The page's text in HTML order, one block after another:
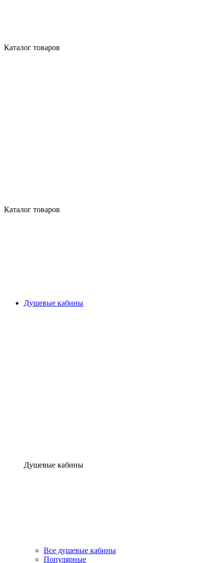
Каталог товаров
Каталог товаров
Душевые кабины
Душевые кабины
Все душевые кабины
Популярные